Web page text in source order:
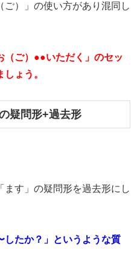
）」の使い方があり混同し
（ご）●●いただく」のセッ
ょう。
疑問形+過去形
ます」の疑問形を過去形にし
したか？」というような質